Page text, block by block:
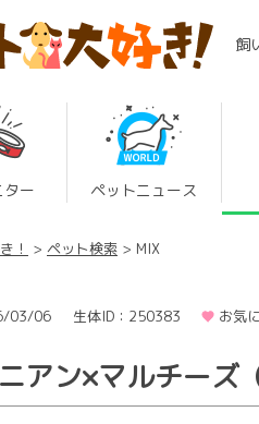
飼
ター ペットニュース
！ ペット検索 MIX
03/06 生体ID：250383 お気
アン×マルチーズ